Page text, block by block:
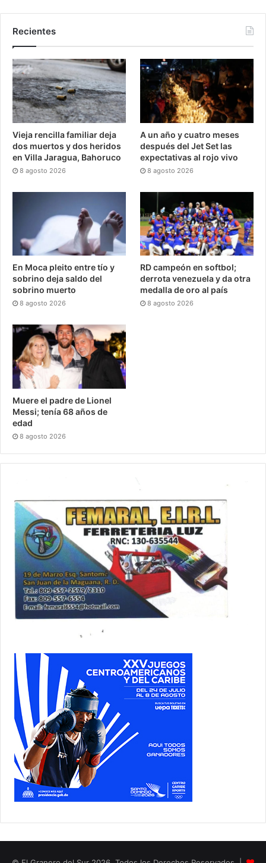
Recientes
Vieja rencilla familiar deja
dos muertos y dos heridos
en Villa Jaragua, Bahoruco
8 agosto 2026
A un año y cuatro meses
después del Jet Set las
expectativas al rojo vivo
8 agosto 2026
En Moca pleito entre tío y
sobrino deja saldo del
sobrino muerto
8 agosto 2026
RD campeón en softbol;
derrota venezuela y da otra
medalla de oro al país
8 agosto 2026
Muere el padre de Lionel
Messi; tenía 68 años de
edad
8 agosto 2026